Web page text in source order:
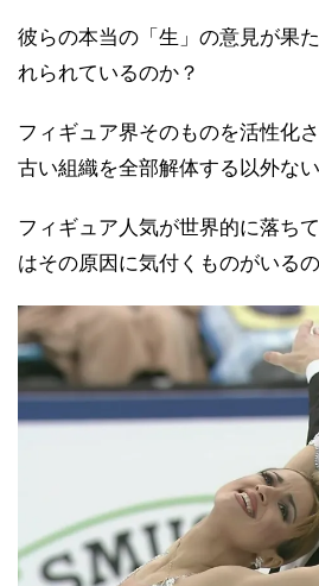
彼らの本当の「生」の意見が果
れられているのか？
フィギュア界そのものを活性化
古い組織を全部解体する以外な
フィギュア人気が世界的に落ち
はその原因に気付くものがいる